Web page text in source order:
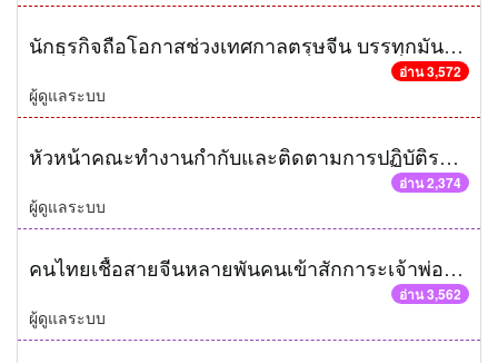
นักธุรกิจถือโอกาสช่วงเทศกาลตรุษจีน บรรทุกมันสำปะหลังเกินกฎหมายกำหนดข้ามจังหวัด ส่งผลกระทบต่อราคาภายในประเทศ
อ่าน 3,572
ผู้ดูแลระบบ
หัวหน้าคณะทำงานกำกับและติดตามการปฏิบัติราชการในภูมิภาคของรองนายกรัฐมนตรี ทุ่มงบเร่งด่วนกว่า 12 ล้านบาท ช่วยเหลือประชาชนในพื้นที่จังหวัดพระนครศรีอยุธยาให้แล้วเสร็จภายในเดือนมีนาคมนี้
อ่าน 2,374
ผู้ดูแลระบบ
คนไทยเชื้อสายจีนหลายพันคนเข้าสักการะเจ้าพ่อซำปากง และเทพเจ้าไฉ่ซิ้งเอี้ย ที่วัดพนัญเชิงวรวิหาร อย่างคึกคัก
อ่าน 3,562
ผู้ดูแลระบบ